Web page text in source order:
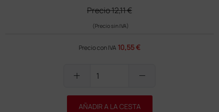
Precio12,11 €
(Precio sin IVA)
Precio con IVA 10,55 €
add remove
AÑADIR A LA CESTA